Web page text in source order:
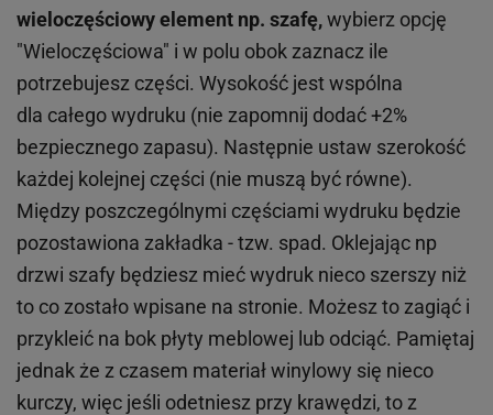
wieloczęściowy element np. szafę,wybierz opcję
"Wieloczęściowa" i w polu obok zaznacz ile
potrzebujesz części. Wysokość jest wspólna
dla całego wydruku (nie zapomnij dodać +2%
bezpiecznego zapasu). Następnie ustaw szerokość
każdej kolejnej części (nie muszą być równe).
Między poszczególnymi częściami wydruku będzie
pozostawiona zakładka - tzw. spad. Oklejając np
drzwi szafy będziesz mieć wydruk nieco szerszy niż
to co zostało wpisane na stronie. Możesz to zagiąć i
przykleić na bok płyty meblowej lub odciąć. Pamiętaj
jednak że z czasem materiał winylowy się nieco
kurczy, więc jeśli odetniesz przy krawędzi, to z